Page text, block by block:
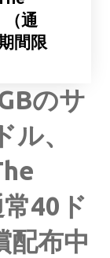
（通
間限
のサ
、
40ド
配布中